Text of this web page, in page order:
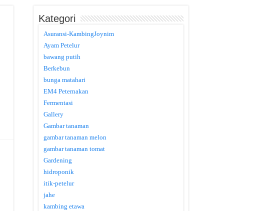
Kategori
Asuransi-KambingJoynim
Ayam Petelur
bawang putih
Berkebun
bunga matahari
EM4 Peternakan
Fermentasi
Gallery
Gambar tanaman
gambar tanaman melon
gambar tanaman tomat
Gardening
hidroponik
itik-petelur
jahe
kambing etawa